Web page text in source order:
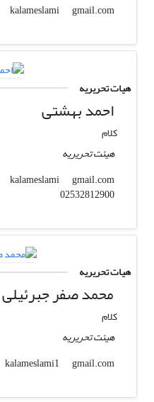
kalameslami
gmail.com
هیات تحریریه
احمد بهشتی
کلام
هیئت تحریریه
kalameslami
gmail.com
02532812900
هیات تحریریه
محمد صفر جبرئیلی
کلام
هیئت تحریریه
kalameslami1
gmail.com